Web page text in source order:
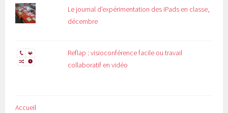
Le journal d’expérimentation des iPads en classe,
décembre
Reflap : visioconférence facile ou travail
collaboratif en vidéo
Accueil